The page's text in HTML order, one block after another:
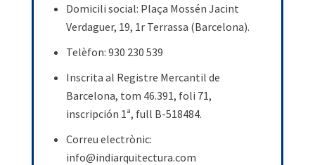
Domicili social: Plaça Mossén Jacint
Verdaguer, 19, 1r Terrassa (Barcelona).
Telèfon: 930 230 539
Inscrita al Registre Mercantil de
Barcelona, tom 46.391, foli 71,
inscripción 1ª, full B-518484.
Correu electrònic:
info@indiarquitectura.com